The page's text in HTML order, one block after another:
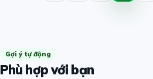
Gợi ý tự động
Phù hợp với bạn